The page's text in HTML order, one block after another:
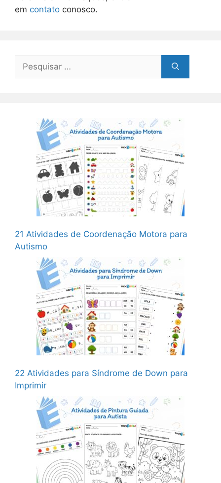
em contato conosco.
por:
21 Atividades de Coordenação Motora para
Autismo
22 Atividades para Síndrome de Down para
Imprimir